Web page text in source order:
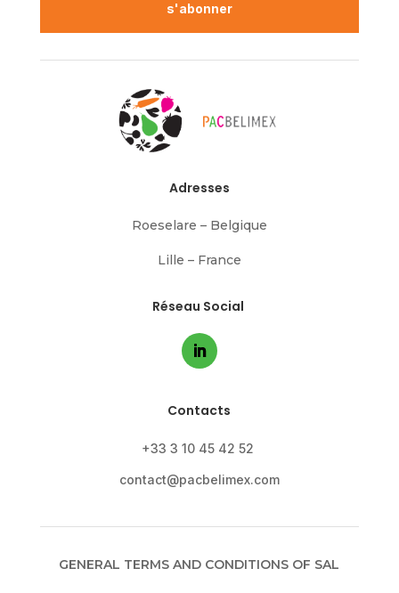
s'abonner
Adresses
Roeselare – Belgique
Lille – France
Réseau Social
Contacts
+33 3 10 45 42 52
contact@pacbelimex.com
GENERAL TERMS AND CONDITIONS OF SAL